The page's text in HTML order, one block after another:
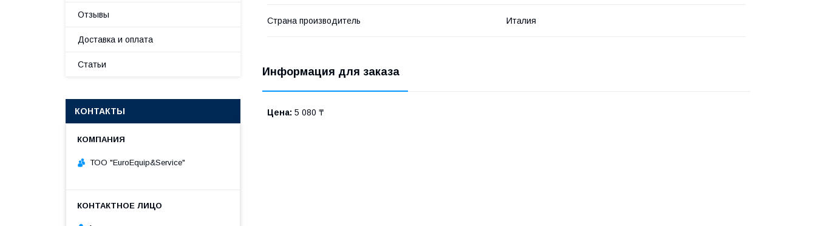
Страна производитель Италия
Информация для заказа
Цена: 5 080 ₸
Отзывы
Доставка и оплата
Статьи
КОНТАКТЫ
ТОО "ЕurоЕquip&Sеrviсе"